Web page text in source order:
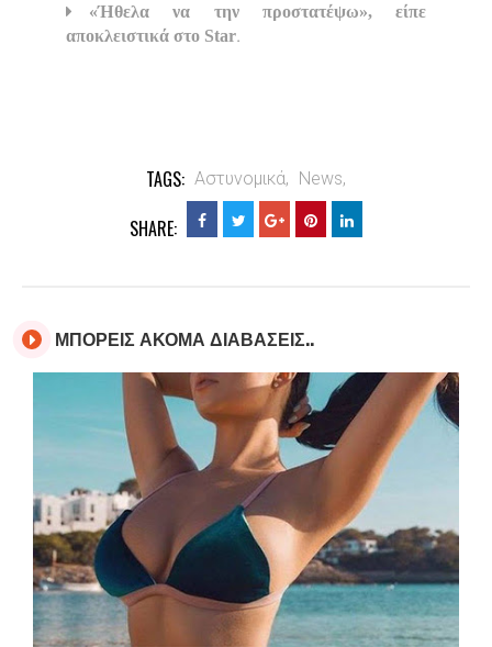
«Ήθελα να την προστατέψω», είπε
αποκλειστικά στο Star.
TAGS: Αστυνομικά, News,
SHARE:
ΜΠΟΡΕΙΣ ΑΚΟΜΑ ΔΙΑΒΑΣΕΙΣ..